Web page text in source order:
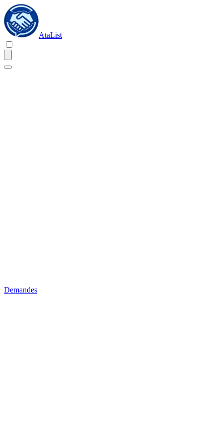
AtaList
Demandes